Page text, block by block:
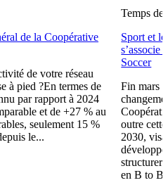
de la Coopérative
de votre réseau
à pied ?En termes de
par rapport à 2024
et de +27 % au
seulement 15 %
le...
Temps de
Sport et
s’associe
Soccer
Fin mars
outre
2030,
structurer
en B to